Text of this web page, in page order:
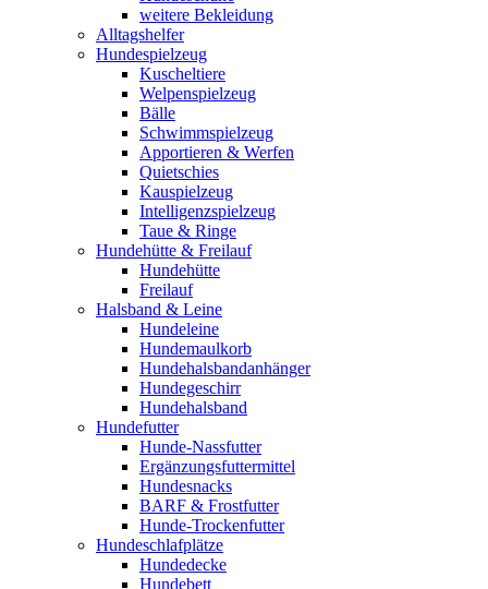
weitere Bekleidung
Alltagshelfer
Hundespielzeug
Kuscheltiere
Welpenspielzeug
Bälle
Schwimmspielzeug
Apportieren & Werfen
Quietschies
Kauspielzeug
Intelligenzspielzeug
Taue & Ringe
Hundehütte & Freilauf
Hundehütte
Freilauf
Halsband & Leine
Hundeleine
Hundemaulkorb
Hundehalsbandanhänger
Hundegeschirr
Hundehalsband
Hundefutter
Hunde-Nassfutter
Ergänzungsfuttermittel
Hundesnacks
BARF & Frostfutter
Hunde-Trockenfutter
Hundeschlafplätze
Hundedecke
Hundebett